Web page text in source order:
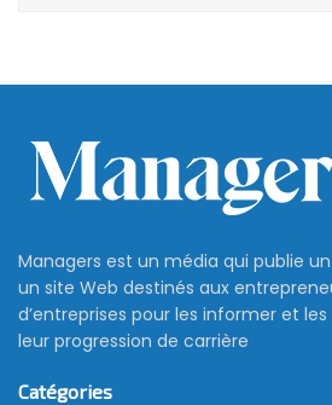
Managers est un média qui publie
un site Web destinés aux
d’entreprises pour les informer et
leur progression de carrière
Catégories